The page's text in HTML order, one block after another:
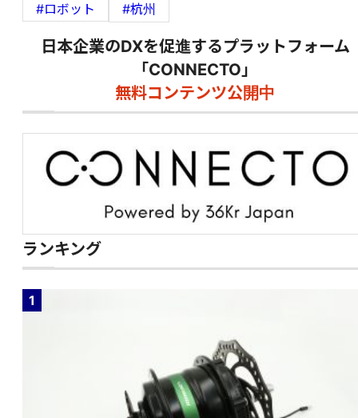
#ロボット
#杭州
日本企業のDXを促進するプラットフォーム
「CONNECTO」
無料コンテンツ公開中
ランキング
1